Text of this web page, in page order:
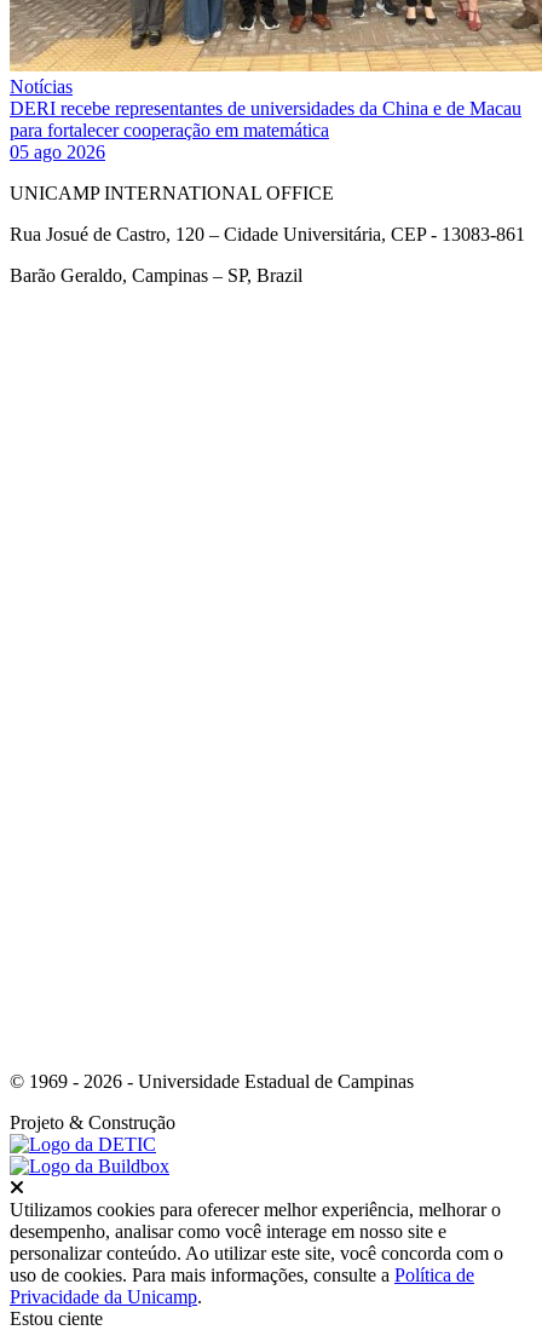
Notícias
DERI recebe representantes de universidades da China e de Macau
para fortalecer cooperação em matemática
05 ago 2026
UNICAMP INTERNATIONAL OFFICE
Rua Josué de Castro, 120 – Cidade Universitária, CEP - 13083-861
Barão Geraldo, Campinas – SP, Brazil
© 1969 - 2026 - Universidade Estadual de Campinas
Projeto & Construção
Utilizamos cookies para oferecer melhor experiência, melhorar o
desempenho, analisar como você interage em nosso site e
personalizar conteúdo. Ao utilizar este site, você concorda com o
uso de cookies. Para mais informações, consulte a Política de
Privacidade da Unicamp.
Estou ciente